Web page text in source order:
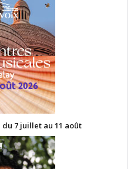
7 juillet au 11 août